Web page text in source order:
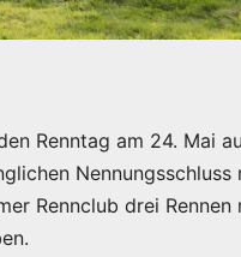
Renntag am 24. Mai
Nennungsschluss
Rennclub drei